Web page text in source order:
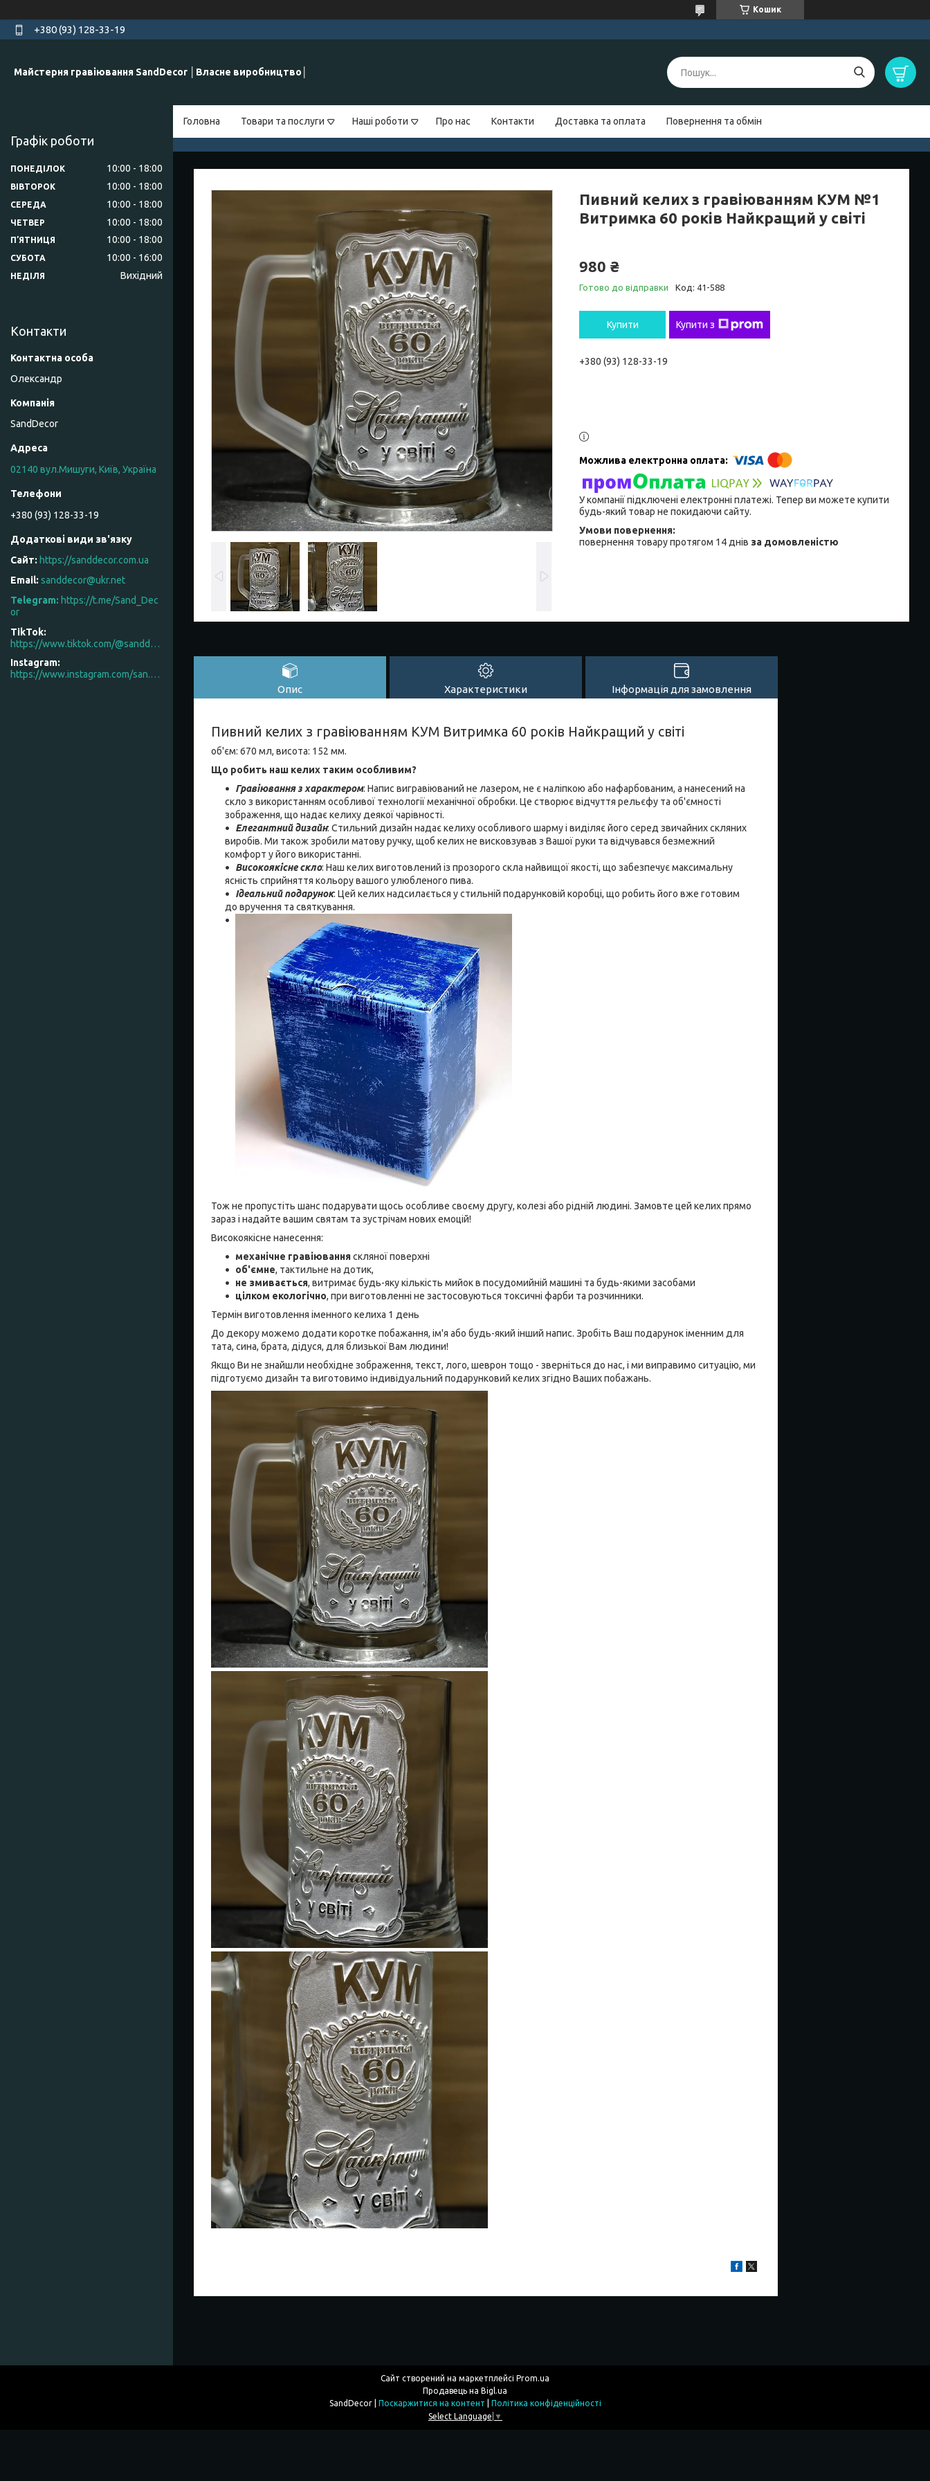
Кошик
+380 (93) 128-33-19
Майстерня гравіювання SandDecor │Власне виробництво│
Головна Товари та послуги Наші роботи Про нас Контакти Доставка та оплата Повернення та обмін
Пивний келих з гравіюванням КУМ №1
Витримка 60 років Найкращий у світі
980 ₴
Готово до відправки Код: 41-588
Купити Купити з
+380 (93) 128-33-19
У компанії підключені електронні платежі. Тепер ви можете купити
будь-який товар не покидаючи сайту.
повернення товару протягом 14 днів за домовленістю
Опис Характеристики Інформація для замовлення
Пивний келих з гравіюванням КУМ Витримка 60 років Найкращий у світі
об'єм: 670 мл, висота: 152 мм.
Що робить наш келих таким особливим?
Гравіювання з характером: Напис вигравіюваний не лазером, не є наліпкою або нафарбованим, а нанесений на
скло з використанням особливої технології механічної обробки. Це створює відчуття рельєфу та об'ємності
зображення, що надає келиху деякої чарівності.
Елегантний дизайн: Стильний дизайн надає келиху особливого шарму і виділяє його серед звичайних скляних
виробів. Ми також зробили матову ручку, щоб келих не висковзував з Вашої руки та відчувався безмежний
комфорт у його використанні.
Високоякісне скло: Наш келих виготовлений із прозорого скла найвищої якості, що забезпечує максимальну
ясність сприйняття кольору вашого улюбленого пива.
Ідеальний подарунок: Цей келих надсилається у стильній подарунковій коробці, що робить його вже готовим
до вручення та святкування.
Тож не пропустіть шанс подарувати щось особливе своєму другу, колезі або рідній людині. Замовте цей келих прямо
зараз і надайте вашим святам та зустрічам нових емоцій!
Високоякісне нанесення:
механічне гравіюванняскляної поверхні
об'ємне, тактильне на дотик,
не змивається, витримає будь-яку кількість мийок в посудомийній машині та будь-якими засобами
цілком екологічно, при виготовленні не застосовуються токсичні фарби та розчинники.
Термін виготовлення іменного келиха 1 день
До декору можемо додати коротке побажання, ім'я або будь-який інший напис. Зробіть Ваш подарунок іменним для
тата, сина, брата, дідуся, для близької Вам людини!
Якщо Ви не знайшли необхідне зображення, текст, лого, шеврон тощо - зверніться до нас, і ми виправимо ситуацію, ми
підготуємо дизайн та виготовимо індивідуальний подарунковий келих згідно Ваших побажань.
Графік роботи
ПОНЕДІЛОК 10:00 18:00
ВІВТОРОК 10:00 18:00
СЕРЕДА 10:00 18:00
ЧЕТВЕР 10:00 18:00
ПʼЯТНИЦЯ 10:00 18:00
СУБОТА 10:00 16:00
НЕДІЛЯ Вихідний
Контакти
Олександр
SandDecor
02140 вул.Мишуги, Київ, Україна
+380 (93) 128-33-19
https://sanddecor.com.ua
sanddecor@ukr.net
https://t.me/Sand_Dec
or
TikTok
https://www.tiktok.com/@sanddecor.com.ua
Instagram
https://www.instagram.com/san.d.decor/
Сайт створений на маркетплейсі Prom.ua
Продавець на Bigl.ua
Поскаржитися на контент
Політика конфіденційності
Select Language ▼